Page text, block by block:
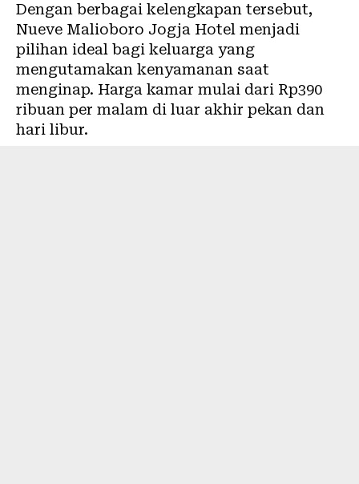
Dengan berbagai kelengkapan tersebut,
Nueve Malioboro Jogja Hotel menjadi
pilihan ideal bagi keluarga yang
mengutamakan kenyamanan saat
menginap. Harga kamar mulai dari Rp390
ribuan per malam di luar akhir pekan dan
hari libur.